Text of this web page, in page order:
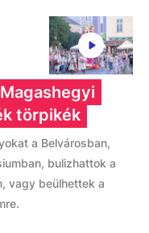
törpikék
a Belvárosban,
bulizhattok a
vagy beülhettek a